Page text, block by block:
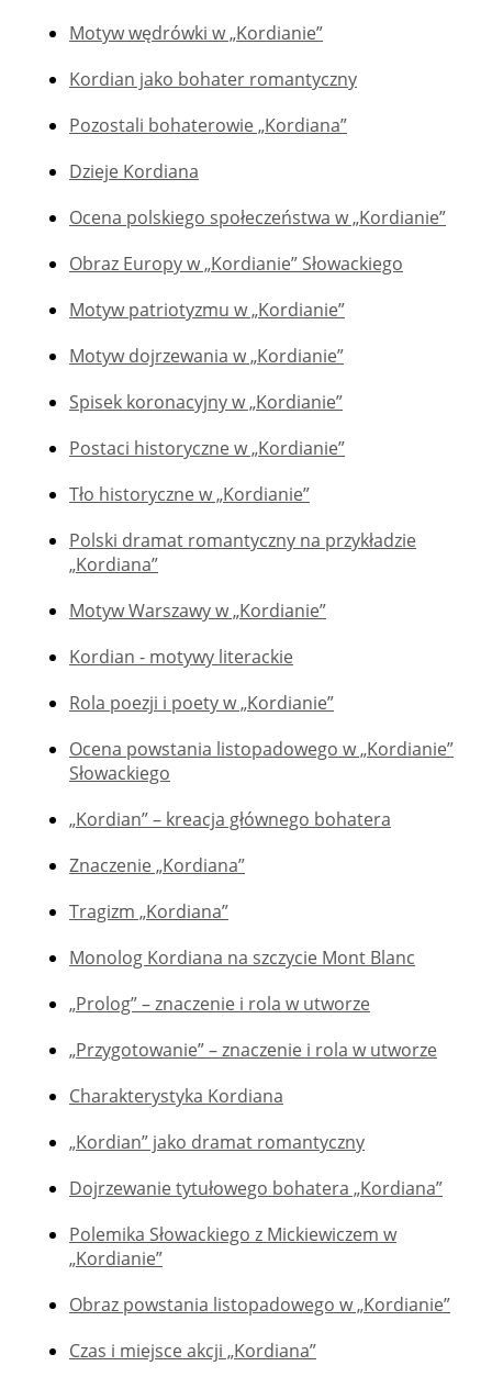
Motyw wędrówki w „Kordianie”
Kordian jako bohater romantyczny
Pozostali bohaterowie „Kordiana”
Dzieje Kordiana
Ocena polskiego społeczeństwa w „Kordianie”
Obraz Europy w „Kordianie” Słowackiego
Motyw patriotyzmu w „Kordianie”
Motyw dojrzewania w „Kordianie”
Spisek koronacyjny w „Kordianie”
Postaci historyczne w „Kordianie”
Tło historyczne w „Kordianie”
Polski dramat romantyczny na przykładzie
„Kordiana”
Motyw Warszawy w „Kordianie”
Kordian - motywy literackie
Rola poezji i poety w „Kordianie”
Ocena powstania listopadowego w „Kordianie”
Słowackiego
„Kordian” – kreacja głównego bohatera
Znaczenie „Kordiana”
Tragizm „Kordiana”
Monolog Kordiana na szczycie Mont Blanc
„Prolog” – znaczenie i rola w utworze
„Przygotowanie” – znaczenie i rola w utworze
Charakterystyka Kordiana
„Kordian” jako dramat romantyczny
Dojrzewanie tytułowego bohatera „Kordiana”
Polemika Słowackiego z Mickiewiczem w
„Kordianie”
Obraz powstania listopadowego w „Kordianie”
Czas i miejsce akcji „Kordiana”